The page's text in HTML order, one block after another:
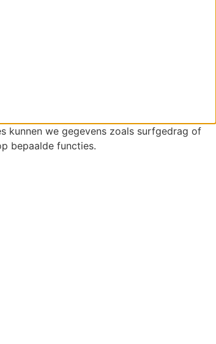
kunnen we gegevens zoals surfgedrag of
bepaalde functies.